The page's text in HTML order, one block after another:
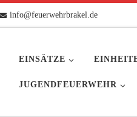
info@feuerwehrbrakel.de
EINSÄTZE
JUGENDFEUERWEHR